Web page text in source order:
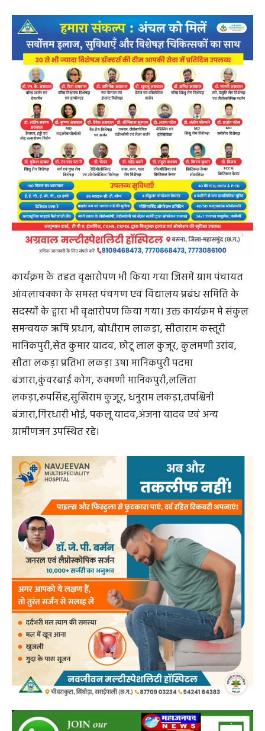
कार्यक्रम के तहत वृक्षारोपण भी किया गया जिसमें ग्राम पंचायत
आंवलाचक्का के समस्त पंचगण एवं विद्यालय प्रबंध समिति के
सदस्यों के द्वारा भी वृक्षारोपण किया गया। उक्त कार्यक्रम मे संकुल
समन्वयक ऋषि प्रधान, बोधीराम लाकड़ा, सीताराम कस्तूरी
मानिकपुरी,सेत कुमार यादव, छोटू लाल कुजूर, कुलमणी उरांव,
सीता लकड़ा प्रतिभा लकड़ा उषा मानिकपुरी पदमा
बंजारा,कुंवरबाई कोग, रुक्मणी मानिकपुरी,ललिता
लकड़ा,रूपसिंह,सुखिराम कुजूर, धनुराम लकड़ा,तपश्विनी
बंजारा,गिरधारी भोई, पकलू यादव,अंजना यादव एवं अन्य
ग्रामीणजन उपस्थित रहे।